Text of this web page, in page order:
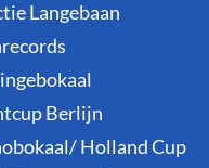
Langebaan
Berlijn
Holland Cup